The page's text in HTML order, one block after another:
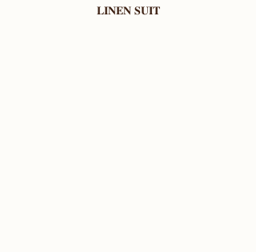
𝐋𝐈𝐍𝐄𝐍 𝐒𝐔𝐈𝐓